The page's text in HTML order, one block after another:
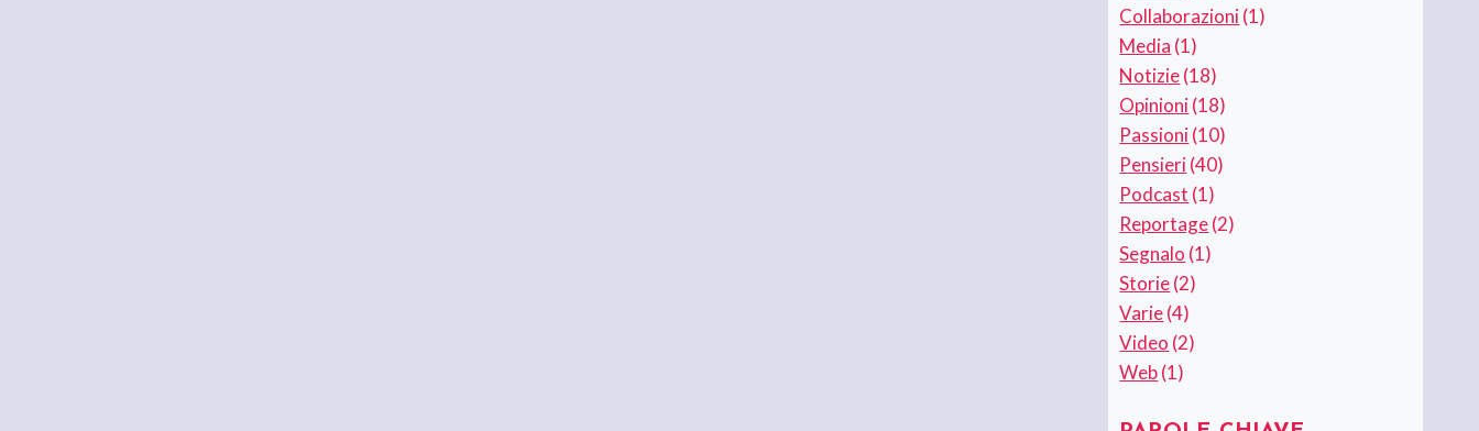
Collaborazioni(1)
Media (1)
Notizie(18)
Opinioni(18)
Passioni(10)
Pensieri(40)
Podcast (1)
Reportage(2)
Segnalo (1)
Storie(2)
Varie(4)
Video (2)
Web(1)